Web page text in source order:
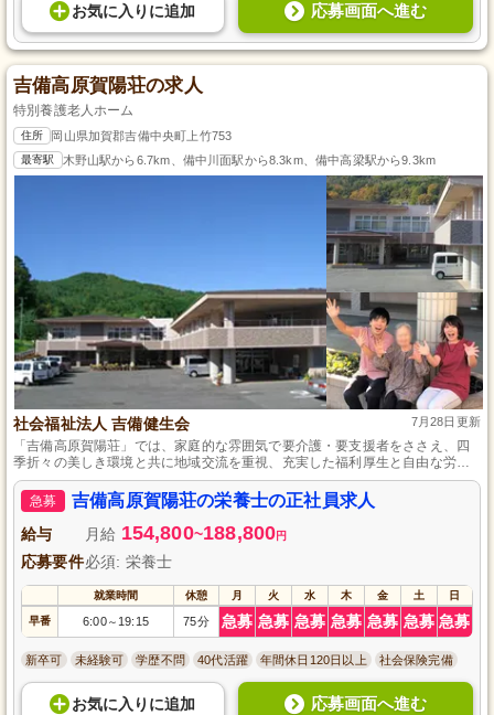
お気に入り に追加 応募画面へ進む
吉備高原賀陽荘の求人
特別養護老人ホーム
住所 岡山県加賀郡吉備中央町上竹753
最寄駅 木野山駅から6.7km、備中川面駅から8.3km、備中高梁駅から9.3km
社会福祉法人 吉備健生会 7月28日更新
「吉備高原賀陽荘」では、家庭的な雰囲気で要介護・要支援者をささえ、四
季折々の美しき環境と共に地域交流を重視、充実した福利厚生と自由な労働
環境を提供します。
急募
吉備高原賀陽荘の栄養士の正社員求人
給与 月給 154,800~188,800円
応募要件必須: 栄養士
就業時間 休憩 月 火 水 木 金 土 日
早番 6:00～ 19:15 75分 急募 急募 急募 急募 急募 急募 急募
新卒可 未経験可 学歴不問 40代活躍 年間休日120日以上 社会保険完備
お気に入り に追加 応募画面へ進む